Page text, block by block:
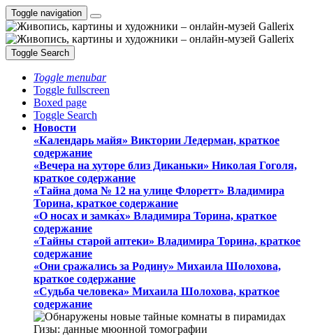
Toggle navigation
Toggle Search
Toggle menubar
Toggle fullscreen
Boxed page
Toggle Search
Новости
«Календарь майя» Виктории Ледерман, краткое
содержание
«Вечера на хуторе близ Диканьки» Николая Гоголя,
краткое содержание
«Тайна дома № 12 на улице Флоретт» Владимира
Торина, краткое содержание
«О носах и замка́х» Владимира Торина, краткое
содержание
«Тайны старой аптеки» Владимира Торина, краткое
содержание
«Они сражались за Родину» Михаила Шолохова,
краткое содержание
«Судьба человека» Михаила Шолохова, краткое
содержание